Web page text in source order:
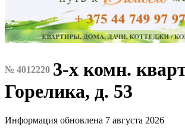
№ 4012220 3-х комн.
Горелика, д. 53
Информация обновлена 7 августа 2026